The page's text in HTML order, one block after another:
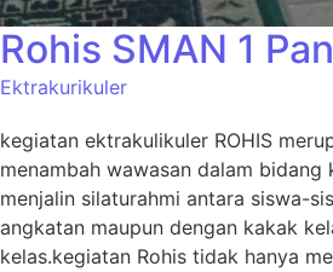
Rohis SMAN 1
Ektrakurikuler
kegiatan ektrakulikuler ROHIS
menambah wawasan dalam bidang
menjalin silaturahmi antara siswa-
angkatan maupun dengan kakak
kelas.kegiatan Rohis tidak hanya